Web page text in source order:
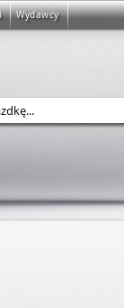
Wydawcy